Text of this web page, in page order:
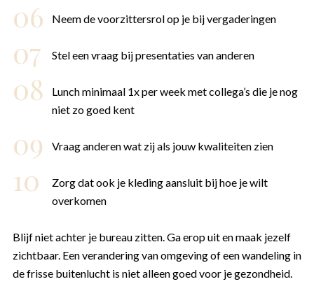
Neem de voorzittersrol op je bij vergaderingen
Stel een vraag bij presentaties van anderen
Lunch minimaal 1x per week met collega’s die je nog
niet zo goed kent
Vraag anderen wat zij als jouw kwaliteiten zien
Zorg dat ook je kleding aansluit bij hoe je wilt
overkomen
Blijf niet achter je bureau zitten. Ga erop uit en maak jezelf
zichtbaar. Een verandering van omgeving of een wandeling in
de frisse buitenlucht is niet alleen goed voor je gezondheid.